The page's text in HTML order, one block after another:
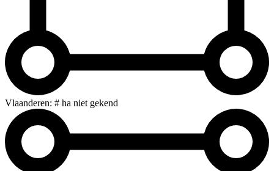
Vlaanderen: # ha niet gekend